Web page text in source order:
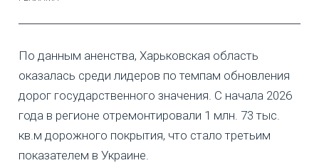
По данным аненства, Харьковская область
оказалась среди лидеров по темпам обновления
дорог государственного значения. С начала 2026
года в регионе отремонтировали 1 млн. 73 тыс.
кв.м дорожного покрытия, что стало третьим
показателем в Украине.